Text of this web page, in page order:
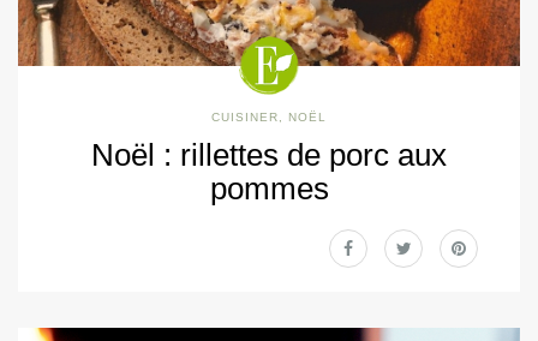
CUISINER NOËL
Noël : rillettes de porc aux
pommes